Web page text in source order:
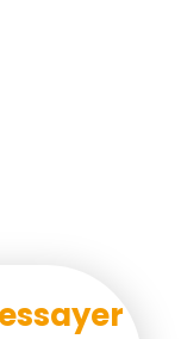
essayer